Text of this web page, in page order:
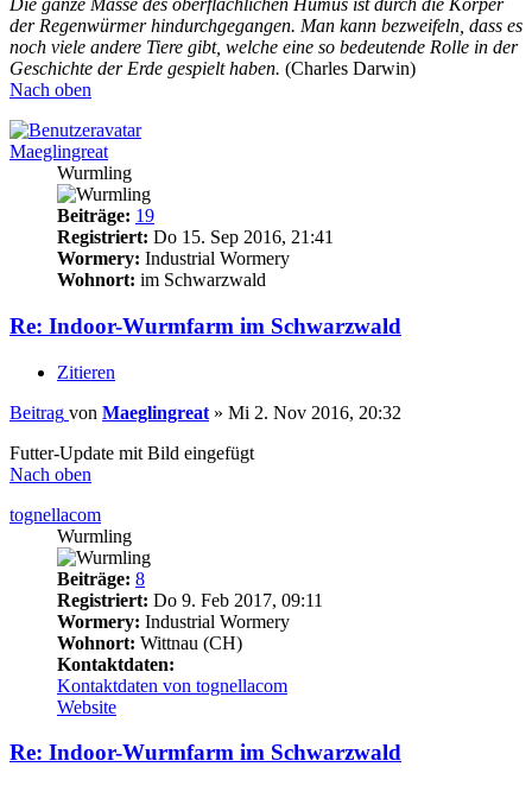
Die ganze Masse des oberflächlichen Humus ist durch die Körper
der Regenwürmer hindurchgegangen. Man kann bezweifeln, dass es
noch viele andere Tiere gibt, welche eine so bedeutende Rolle in der
Geschichte der Erde gespielt haben. (Charles Darwin)
Nach oben
Maeglingreat
Wurmling
Beiträge: 19
Registriert: Do 15. Sep 2016, 21:41
Wormery: Industrial Wormery
Wohnort: im Schwarzwald
Re: Indoor-Wurmfarm im Schwarzwald
Zitieren
Beitrag von Maeglingreat » Mi 2. Nov 2016, 20:32
Futter-Update mit Bild eingefügt
Nach oben
tognellacom
Wurmling
Beiträge: 8
Registriert: Do 9. Feb 2017, 09:11
Wormery: Industrial Wormery
Wohnort: Wittnau (CH)
Kontaktdaten:
Kontaktdaten von tognellacom
Website
Re: Indoor-Wurmfarm im Schwarzwald